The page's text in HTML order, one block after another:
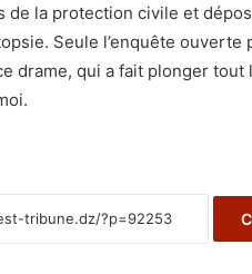
la protection civile et
Seule l’enquête ouverte
drame, qui a fait plonger tout